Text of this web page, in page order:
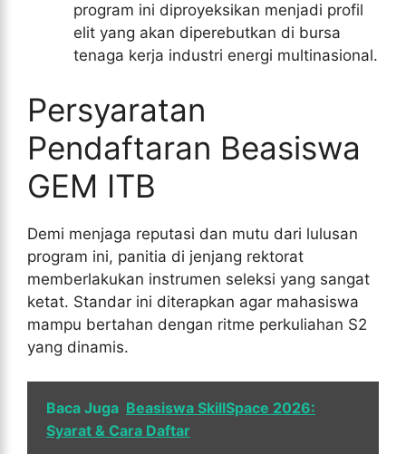
program ini diproyeksikan menjadi profil
elit yang akan diperebutkan di bursa
tenaga kerja industri energi multinasional.
Persyaratan
Pendaftaran Beasiswa
GEM ITB
Demi menjaga reputasi dan mutu dari lulusan
program ini, panitia di jenjang rektorat
memberlakukan instrumen seleksi yang sangat
ketat. Standar ini diterapkan agar mahasiswa
mampu bertahan dengan ritme perkuliahan S2
yang dinamis.
Baca Juga Beasiswa SkillSpace 2026:
Syarat & Cara Daftar